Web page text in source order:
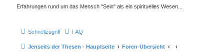
Erfahrungen rund um das Mensch "Sein" als ein spirituelles Wesen...
Schnellzugriff FAQ
Jenseits der Thesen - Hauptseite Foren-Übersicht